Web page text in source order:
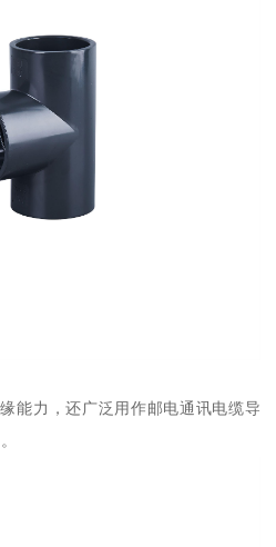
能力，还广泛用作邮电通讯电缆导